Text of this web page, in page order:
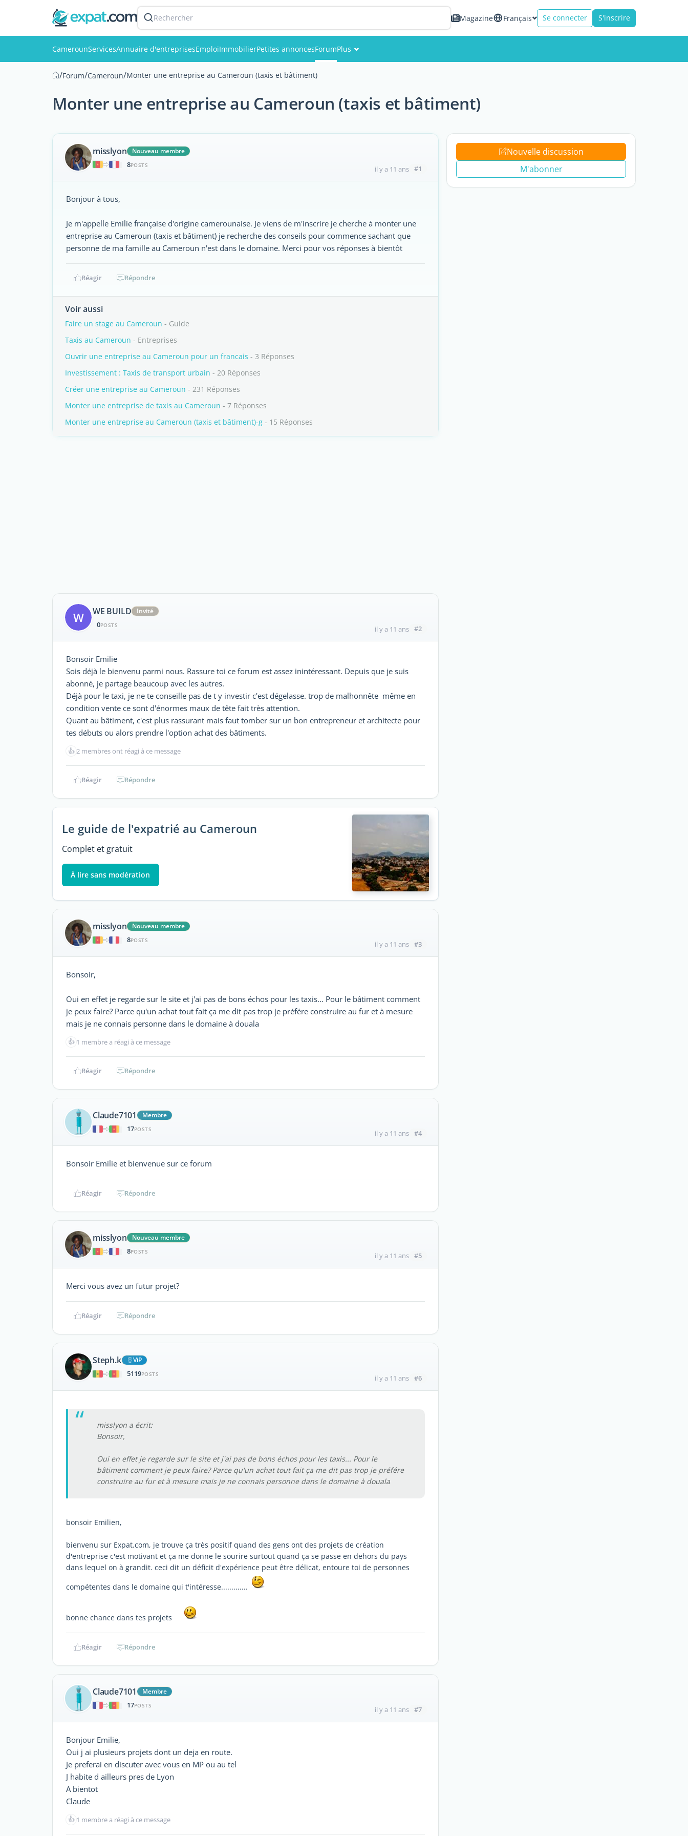
Rechercher Magazine Français Se connecter S'inscrire
CamerounServicesAnnuaire d'entreprisesEmploiImmobilierPetites annoncesForumPlus
Membres
/Forum/Cameroun/Monter une entreprise au Cameroun (taxis et bâtiment)
Monter une entreprise au Cameroun (taxis et bâtiment)
misslyon
Nouveau membre
|
8POSTS il y a 11 ans #1
Bonjour à tous,
Je m'appelle Emilie française d'origine camerounaise. Je viens de m'inscrire je cherche à monter une
entreprise au Cameroun (taxis et bâtiment) je recherche des conseils pour commence sachant que
personne de ma famille au Cameroun n'est dans le domaine. Merci pour vos réponses à bientôt
Réagir Répondre
Voir aussi
Faire un stage au Cameroun - Guide
Taxis au Cameroun - Entreprises
Ouvrir une entreprise au Cameroun pour un francais - 3 Réponses
Investissement : Taxis de transport urbain - 20 Réponses
Créer une entreprise au Cameroun - 231 Réponses
Monter une entreprise de taxis au Cameroun - 7 Réponses
Monter une entreprise au Cameroun (taxis et bâtiment)-g - 15 Réponses
W WE BUILD Invité
0POSTS il y a 11 ans #2
Bonsoir Emilie
Sois déjà le bienvenu parmi nous. Rassure toi ce forum est assez inintéressant. Depuis que je suis
abonné, je partage beaucoup avec les autres.
Déjà pour le taxi, je ne te conseille pas de t y investir c'est dégelasse. trop de malhonnête même en
condition vente ce sont d'énormes maux de tête fait très attention.
Quant au bâtiment, c'est plus rassurant mais faut tomber sur un bon entrepreneur et architecte pour
tes débuts ou alors prendre l'option achat des bâtiments.
👍2 membres ont réagi à ce message
Réagir Répondre
Le guide de l'expatrié au Cameroun
Complet et gratuit
À lire sans modération
misslyon
Nouveau membre
|
8POSTS il y a 11 ans #3
Bonsoir,
Oui en effet je regarde sur le site et j'ai pas de bons échos pour les taxis... Pour le bâtiment comment
je peux faire? Parce qu'un achat tout fait ça me dit pas trop je préfére construire au fur et à mesure
mais je ne connais personne dans le domaine à douala
👍 1 membre a réagi à ce message
Réagir Répondre
Claude7101
Membre
|
17POSTS il y a 11 ans #4
Bonsoir Emilie et bienvenue sur ce forum
Réagir Répondre
misslyon
Nouveau membre
|
8POSTS il y a 11 ans #5
Merci vous avez un futur projet?
Réagir Répondre
Steph.k
ViP
|
5119POSTS il y a 11 ans #6
misslyon a écrit:
Bonsoir,
Oui en effet je regarde sur le site et j'ai pas de bons échos pour les taxis... Pour le
bâtiment comment je peux faire? Parce qu'un achat tout fait ça me dit pas trop je préfére
construire au fur et à mesure mais je ne connais personne dans le domaine à douala
bonsoir Emilien,
bienvenu sur Expat.com, je trouve ça très positif quand des gens ont des projets de création
d'entreprise c'est motivant et ça me donne le sourire surtout quand ça se passe en dehors du pays
dans lequel on à grandit. ceci dit un déficit d'expérience peut être délicat, entoure toi de personnes
compétentes dans le domaine qui t'intéresse.............
bonne chance dans tes projets
Réagir Répondre
Claude7101
Membre
|
17POSTS il y a 11 ans #7
Bonjour Emilie,
Oui j ai plusieurs projets dont un deja en route.
Je preferai en discuter avec vous en MP ou au tel
J habite d ailleurs pres de Lyon
A bientot
Claude
👍 1 membre a réagi à ce message
Nouvelle discussion
M'abonner